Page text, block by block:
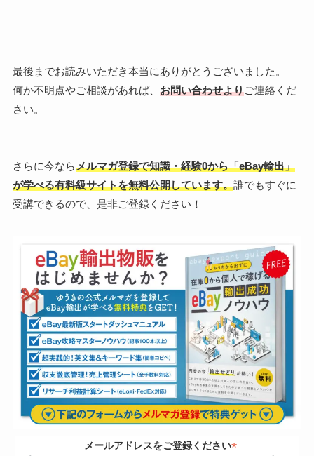
最後までお読みいただき本当にありがとうございました。
何か不明点やご相談があれば、 お問い合わせよりご連絡くだ
さい。
さらに今ならメルマガ登録で知識・経験0から「eBay輸出」
が学べる有料級サイトを無料公開しています。誰でもすぐに
受講できるので、是非ご登録ください！
メールアドレスをご登録ください*